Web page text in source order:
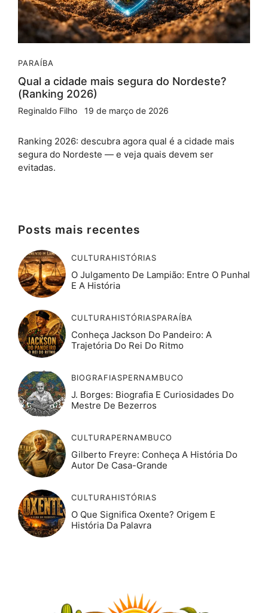
PARAÍBA
Qual a cidade mais segura do Nordeste?
(Ranking 2026)
Reginaldo Filho 19 de março de 2026
Ranking 2026: descubra agora qual é a cidade mais
segura do Nordeste — e veja quais devem ser
evitadas.
Posts mais recentes
CULTURAHISTÓRIAS
O Julgamento De Lampião: Entre O Punhal
E A História
CULTURAHISTÓRIASPARAÍBA
Conheça Jackson Do Pandeiro: A
Trajetória Do Rei Do Ritmo
BIOGRAFIASPERNAMBUCO
J. Borges: Biografia E Curiosidades Do
Mestre De Bezerros
CULTURAPERNAMBUCO
Gilberto Freyre: Conheça A História Do
Autor De Casa-Grande
CULTURAHISTÓRIAS
O Que Significa Oxente? Origem E
História Da Palavra